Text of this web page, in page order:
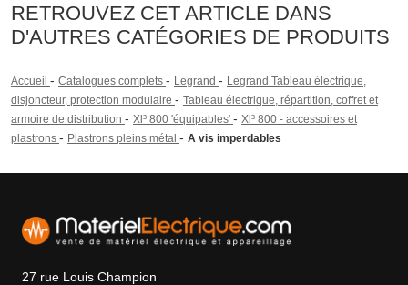
RETROUVEZ CET ARTICLE DANS
D'AUTRES CATÉGORIES DE PRODUITS
Accueil - Catalogues complets - Legrand - Legrand Tableau électrique,
disjoncteur, protection modulaire - Tableau électrique, répartition, coffret et
armoire de distribution - Xl³ 800 'équipables' - Xl³ 800 - accessoires et
plastrons - Plastrons pleins métal - A vis imperdables
27 rue Louis Champion